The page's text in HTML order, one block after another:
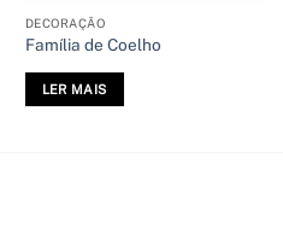
DECORAÇÃO
Família de Coelho
LER MAIS